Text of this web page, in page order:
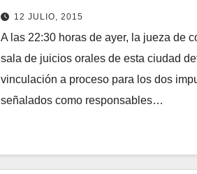
12 JULIO, 2015
A las 22:30 horas de ayer, la jueza de
sala de juicios orales de esta ciudad
vinculación a proceso para los dos
señalados como responsables…